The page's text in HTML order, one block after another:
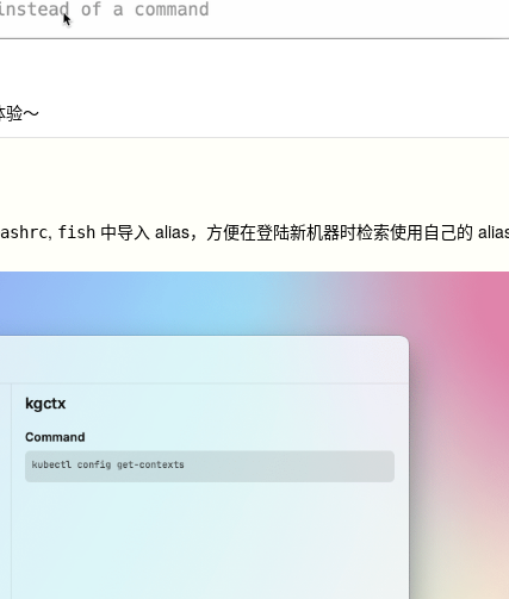
验～
, fish 中导入 alias，方便在登陆新机器时检索使用自己的